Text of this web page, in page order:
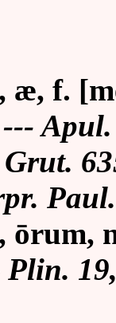
æ, f.
---
ōrum,
Plin.